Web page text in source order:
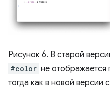
Рисунок 6. В старой
#color не отображается
тогда как в новой версии